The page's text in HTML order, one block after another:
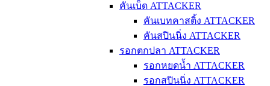
คันเบ็ด ATTACKER
คันเบทคาสติ้ง ATTACKER
คันสปินนิ่ง ATTACKER
รอกตกปลา ATTACKER
รอกหยดน้ำ ATTACKER
รอกสปินนิ่ง ATTACKER